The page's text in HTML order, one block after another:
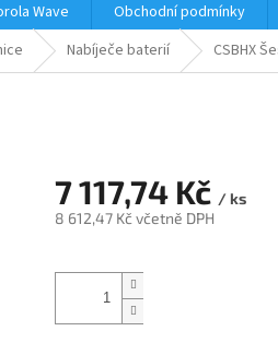
Wave Obchodní podmínky
Nabíječe baterií CSBHX
7 117,74 Kč / ks
8 612,47 Kč včetně DPH
cena: